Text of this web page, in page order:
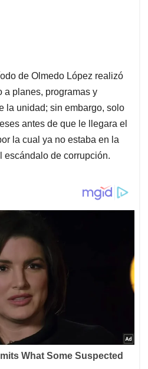
de Olmedo López realizó
a planes, programas y
la unidad; sin embargo, solo
antes de que le llegara el
la cual ya no estaba en la
escándalo de corrupción.